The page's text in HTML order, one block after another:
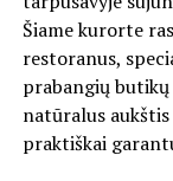
Šiame kurorte
restoranus,
prabangių
natūralus
praktiškai